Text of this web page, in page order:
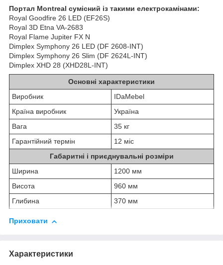
Портал Montreal сумісний із такими електрокамінами:
Royal Goodfire 26 LED (EF26S)
Royal 3D Etna VA-2683
Royal Flame Jupiter FX N
Dimplex Symphony 26 LED (DF 2608-INT)
Dimplex Symphony 26 Slim (DF 2624L-INT)
Dimplex XHD 28 (XHD28L-INT)
Основні характеристики
Виробник
IDaMebel
Країна виробник
Україна
Вага
35 кг
Гарантійний термін
12 міс
Габаритні і приєднувальні розміри
Ширина
1200 мм
Висота
960 мм
Глибина
370 мм
Приховати
Характеристики